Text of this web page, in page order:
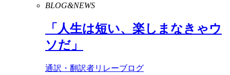
BLOG&NEWS
「人生は短い、楽しまなきゃウ
ソだ」
通訳・翻訳者リレーブログ